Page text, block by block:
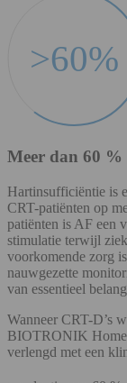
Meer dan 60 %
Hartinsufficiëntie is
CRT-patiënten op
patiënten is AF een
stimulatie terwijl
voorkomende zorg
nauwgezette
van essentieel
Wanneer CRT-D’s
BIOTRONIK Home
verlengd met een